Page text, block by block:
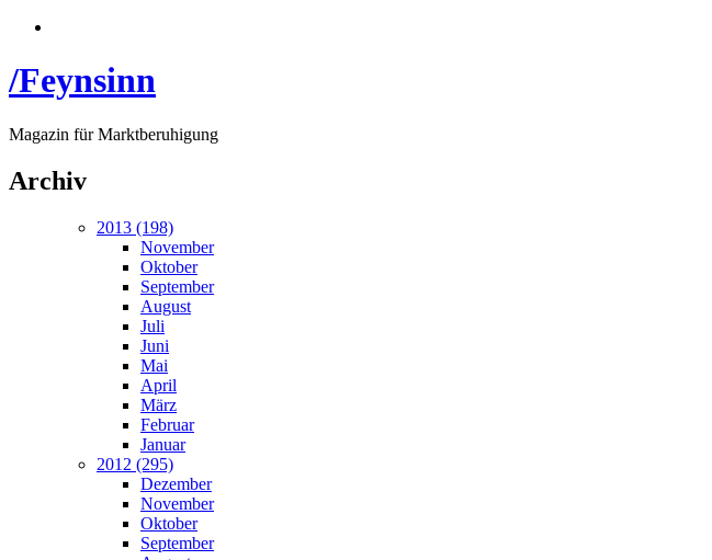
/Feynsinn
Magazin für Marktberuhigung
Archiv
2013 (198)
November
Oktober
September
August
Juli
Juni
Mai
April
März
Februar
Januar
2012 (295)
Dezember
November
Oktober
September